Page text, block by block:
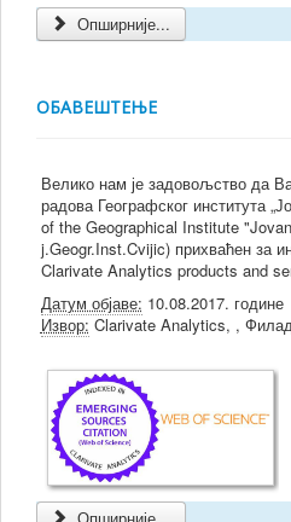
Опширније...
ОБАВЕШТЕЊЕ
Велико нам је задовољство да
радова Географског института
of the Geographical Institute
j.Geogr.Inst.Cvijic) прихваћен за
Clarivate Analytics products and
Датум објаве: 10.08.2017. године
Извор: Clarivate Analytics, ,